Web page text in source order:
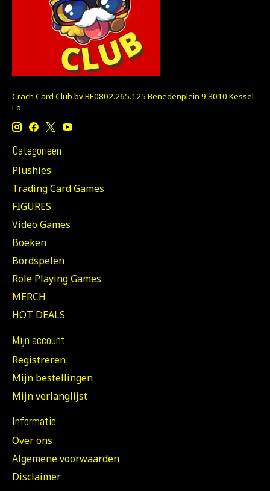
Crach Card Club bv BE0802.265.125 Benedenplein 9 3010 Kessel-
Lo
Categorieën
Plushies
Trading Card Games
FIGURES
Video Games
Boeken
Bordspelen
Role Playing Games
MERCH
HOT DEALS
Mijn account
Registreren
Mijn bestellingen
Mijn verlanglijst
Informatie
Over ons
Algemene voorwaarden
Disclaimer